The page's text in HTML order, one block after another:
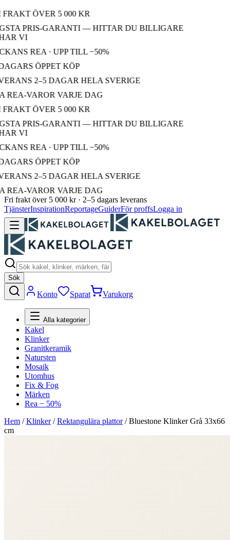
ÖVER 5 000 KR
PRIS-GARANTI — HITTAR DU BILLIGARE
VI
REA · UPP TILL −50%
ÖPPET KÖP
2–5 DAGAR HELA SVERIGE
REA-VAROR VARJE DAG
ÖVER 5 000 KR
PRIS-GARANTI — HITTAR DU BILLIGARE
VI
REA · UPP TILL −50%
ÖPPET KÖP
2–5 DAGAR HELA SVERIGE
REA-VAROR VARJE DAG
Fri frakt över 5 000 kr · 2–5 dagars leverans
TjänsterInspirationReportageGuiderFör proffsLogga in
Sök
Konto Sparat Varukorg
Alla kategorier
Kakel
Klinker
Granitkeramik
Natursten
Mosaik
Utomhus
Fix & Fog
Märken
Rea − 50%
Hem /Klinker/Rektangulära plattor/Bluestone Klinker Grå 33x66
cm